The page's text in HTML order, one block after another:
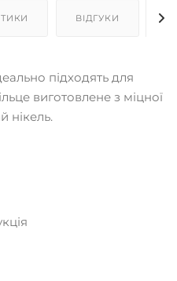
ВІДГУКИ
підходять для
виготовлене з міцної
нікель.